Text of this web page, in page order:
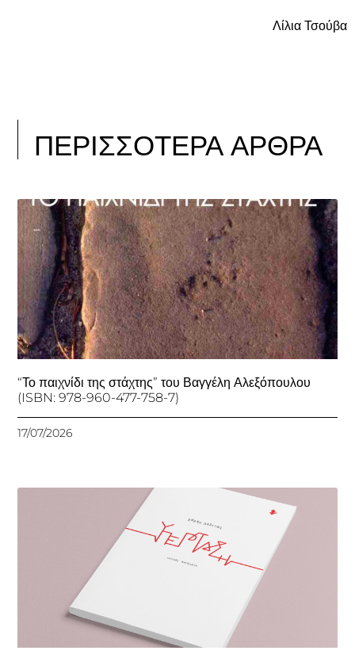
Λίλια Τσούβα
ΠΕΡΙΣΣΟΤΕΡΑ ΑΡΘΡΑ
“Το παιχνίδι της στάχτης” του Βαγγέλη Αλεξόπουλου
(ISBN: 978-960-477-758-7)
17/07/2026